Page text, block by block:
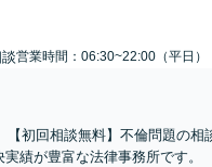
営業時間：06:30~22:00（平日）
【初回相談無料】不倫問題の相
績が豊富な法律事務所です。